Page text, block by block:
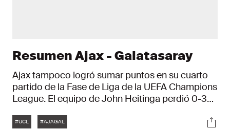
Resumen Ajax - Galatasaray
Ajax tampoco logró sumar puntos en su cuarto
partido de la Fase de Liga de la UEFA Champions
League. El equipo de John Heitinga perdió 0-3
Osimhen.
Etiquetas
#UCL #AJAGAL